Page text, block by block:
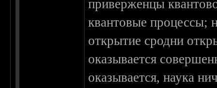
приверженцы
квантовые процессы;
открытие сродни
оказывается
оказывается, наука